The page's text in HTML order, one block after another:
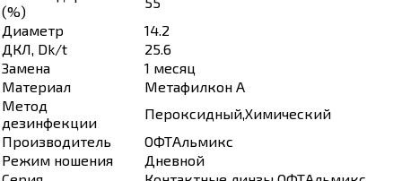
(%)
Диаметр
14.2
ДКЛ, Dk/t
25.6
Замена
1 месяц
Материал
Метафилкон А
Метод
дезинфекции
Пероксидный,Химический
Производитель
ОФТАльмикс
Режим ношения
Дневной